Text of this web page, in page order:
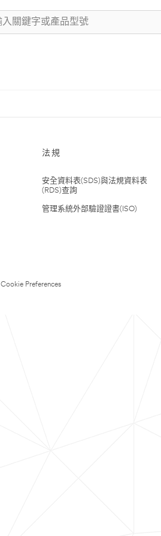
法規
安全資料表(SDS)與法規資料表
(RDS)查詢
管理系統外部驗證證書(ISO)
Cookie Preferences